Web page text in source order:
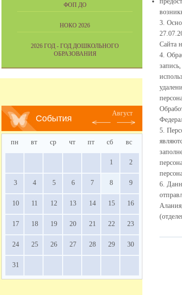
3.
Сайта
4.
5.
6.
ФОП ДО
НОКО 2026
2026 ГОД - ГОД ДОШКОЛЬНОГО
ОБРАЗОВАНИЯ
События
Август
пн вт ср чт пт сб вс
1 2
3 4 5 6 7 8 9
10 11 12 13 14 15 16
17 18 19 20 21 22 23
24 25 26 27 28 29 30
31